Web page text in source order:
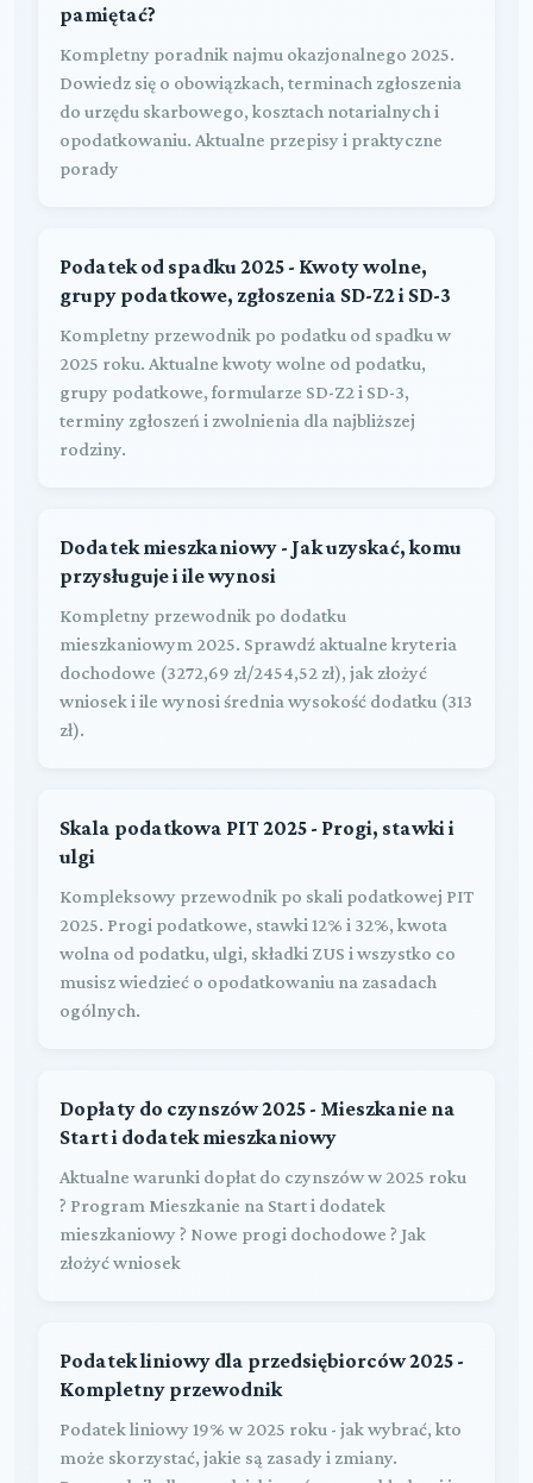
pamiętać?
Kompletny poradnik najmu okazjonalnego 2025.
Dowiedz się o obowiązkach, terminach zgłoszenia
do urzędu skarbowego, kosztach notarialnych i
opodatkowaniu. Aktualne przepisy i praktyczne
porady
Podatek od spadku 2025 - Kwoty wolne,
grupy podatkowe, zgłoszenia SD-Z2 i SD-3
Kompletny przewodnik po podatku od spadku w
2025 roku. Aktualne kwoty wolne od podatku,
grupy podatkowe, formularze SD-Z2 i SD-3,
terminy zgłoszeń i zwolnienia dla najbliższej
rodziny.
Dodatek mieszkaniowy - Jak uzyskać, komu
przysługuje i ile wynosi
Kompletny przewodnik po dodatku
mieszkaniowym 2025. Sprawdź aktualne kryteria
dochodowe (3272,69 zł/2454,52 zł), jak złożyć
wniosek i ile wynosi średnia wysokość dodatku (313
zł).
Skala podatkowa PIT 2025 - Progi, stawki i
ulgi
Kompleksowy przewodnik po skali podatkowej PIT
2025. Progi podatkowe, stawki 12% i 32%, kwota
wolna od podatku, ulgi, składki ZUS i wszystko co
musisz wiedzieć o opodatkowaniu na zasadach
ogólnych.
Dopłaty do czynszów 2025 - Mieszkanie na
Start i dodatek mieszkaniowy
Aktualne warunki dopłat do czynszów w 2025 roku
? Program Mieszkanie na Start i dodatek
mieszkaniowy ? Nowe progi dochodowe ? Jak
złożyć wniosek
Podatek liniowy dla przedsiębiorców 2025 -
Kompletny przewodnik
Podatek liniowy 19% w 2025 roku - jak wybrać, kto
może skorzystać, jakie są zasady i zmiany.